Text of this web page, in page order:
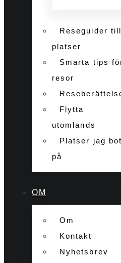
Reseguider till
platser
Smarta tips
resor
Flytta
utomlands
Platser jag
på
OM
Om
Kontakt
Nyhetsbrev